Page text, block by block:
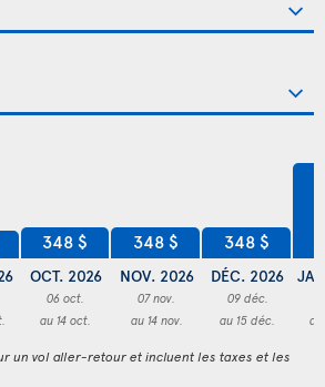
348 $
OCT. 2026
06 oct.
au 14 oct.
348 $
NOV. 2026
07 nov.
au 14 nov.
348 $
DÉC. 2026
09 déc.
au 15 déc.
un vol aller-retour et incluent les taxes et les